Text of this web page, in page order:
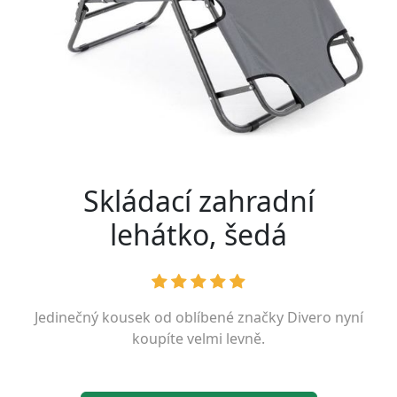
Skládací zahradní
lehátko, šedá
Jedinečný kousek od oblíbené značky Divero nyní
koupíte velmi levně.